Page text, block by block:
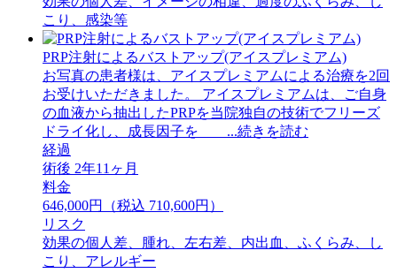
こり、感染等
PRP注射によるバストアップ(アイスプレミアム)
お写真の患者様は、アイスプレミアムによる治療を2回
お受けいただきました。 アイスプレミアムは、ご自身
の血液から抽出したPRPを当院独自の技術でフリーズ
ドライ化し、成長因子を ...続きを読む
経過
術後 2年11ヶ月
料金
646,000円（税込 710,600円）
リスク
効果の個人差、腫れ、左右差、内出血、ふくらみ、し
こり、アレルギー